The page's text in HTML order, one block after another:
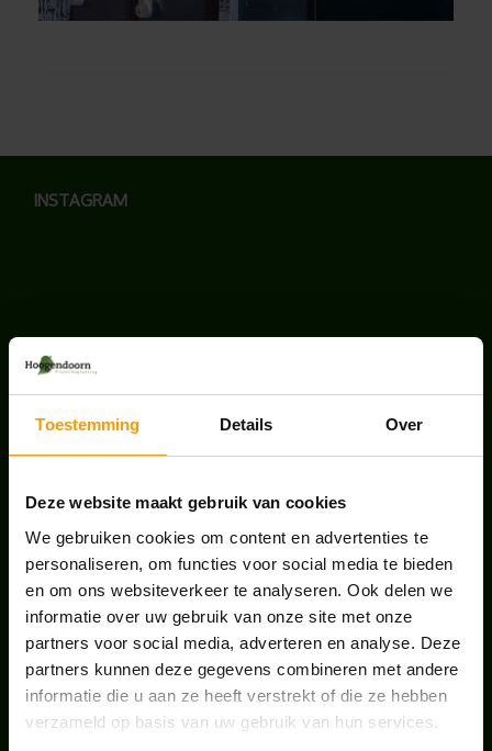
Toestemming Details Over
Deze website maakt gebruik van cookies
We gebruiken cookies om content en advertenties te
personaliseren, om functies voor social media te bieden
en om ons websiteverkeer te analyseren. Ook delen we
informatie over uw gebruik van onze site met onze
partners voor social media, adverteren en analyse. Deze
partners kunnen deze gegevens combineren met andere
informatie die u aan ze heeft verstrekt of die ze hebben
verzameld op basis van uw gebruik van hun services.
INSTAGRAM
LAATSTE NIEUWS
UNION HOUSE UTRECHT
juli 28, 2026
KANTOORPLANT VAN DE MAAND JUNI: DE
SCHEFFLERA
juni 30, 2026
ONS TEAM GROEIT VERDER
juni 17, 2026